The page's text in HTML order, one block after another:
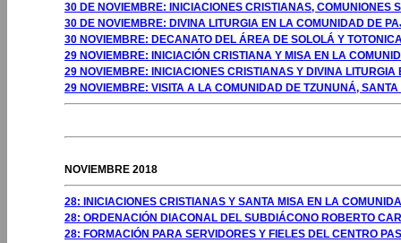
30 DE NOVIEMBRE: INICIACIONES CRISTIANAS, COMUNIONES
30 DE NOVIEMBRE: DIVINA LITURGIA EN LA COMUNIDAD DE
30 NOVIEMBRE: DECANATO DEL ÁREA DE SOLOLÁ Y
29 NOVIEMBRE: INICIACIÓN CRISTIANA Y MISA EN LA
29 NOVIEMBRE: INICIACIONES CRISTIANAS Y DIVINA
29 NOVIEMBRE: VISITA A LA COMUNIDAD DE TZUNUNÁ,
NOVIEMBRE 2018
28: INICIACIONES CRISTIANAS Y SANTA MISA EN LA
28: ORDENACIÓN DIACONAL DEL SUBDIÁCONO ROBERTO
28: FORMACIÓN PARA SERVIDORES Y FIELES DEL CENTRO